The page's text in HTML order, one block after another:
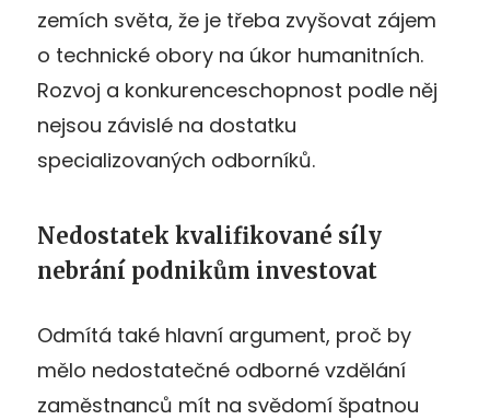
zemích světa, že je třeba zvyšovat zájem
o technické obory na úkor humanitních.
Rozvoj a konkurenceschopnost podle něj
nejsou závislé na dostatku
specializovaných odborníků.
Nedostatek kvalifikované síly
nebrání podnikům investovat
Odmítá také hlavní argument, proč by
mělo nedostatečné odborné vzdělání
zaměstnanců mít na svědomí špatnou